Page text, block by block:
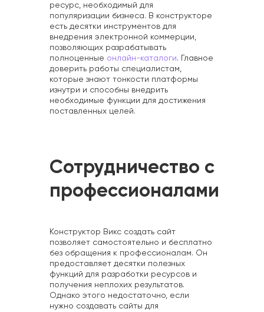
ресурс, необходимый для
популяризации бизнеса. В конструкторе
есть десятки инструментов для
внедрения электронной коммерции,
позволяющих разрабатывать
полноценные онлайн-каталоги. Главное
доверить работы специалистам,
которые знают тонкости платформы
изнутри и способны внедрить
необходимые функции для достижения
поставленных целей.
Сотрудничество с
профессионалами
Конструктор Викс создать сайт
позволяет самостоятельно и бесплатно
без обращения к профессионалам. Он
предоставляет десятки полезных
функций для разработки ресурсов и
получения неплохих результатов.
Однако этого недостаточно, если
нужно создавать сайты для